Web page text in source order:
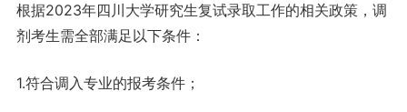
根据2023年四川大学研究生复试录取工作的相关政策，调
剂考生需全部满足以下条件：
1.符合调入专业的报考条件；